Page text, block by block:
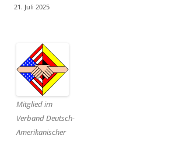
21. Juli 2025
Mitglied im
Verband Deutsch-
Amerikanischer